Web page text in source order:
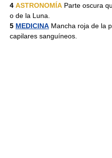
4 ASTRONOMÍA Parte oscura
o de la Luna.
5 MEDICINA Mancha roja de la
capilares sanguíneos.